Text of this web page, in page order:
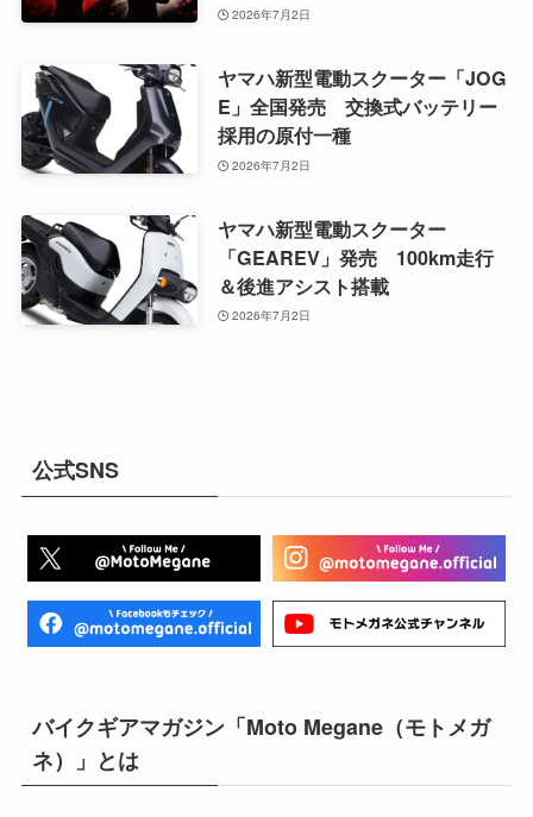
2026年7月2日
ヤマハ新型電動スクーター「JOG
E」全国発売 交換式バッテリー
採用の原付一種
2026年7月2日
ヤマハ新型電動スクーター
「GEAREV」発売 100km走行
＆後進アシスト搭載
2026年7月2日
公式SNS
バイクギアマガジン「Moto Megane（モトメガ
ネ）」とは